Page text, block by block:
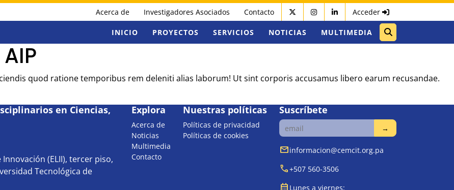
Acerca de Investigadores Asociados Contacto Acceder
INICIO PROYECTOS SERVICIOS NOTICIAS MULTIMEDIA
quod ratione temporibus rem deleniti alias laborum! Ut sint corporis accusamus libero earum recusandae.
en Ciencias,
(ELII), tercer piso,
Tecnológica de
Explora
Acerca de
Noticias
Multimedia
Contacto
Nuestras políticas
Políticas de privacidad
Políticas de cookies
Suscríbete
mailinformacion@cemcit.org.pa
call+507 560-3506
Lunes a viernes: